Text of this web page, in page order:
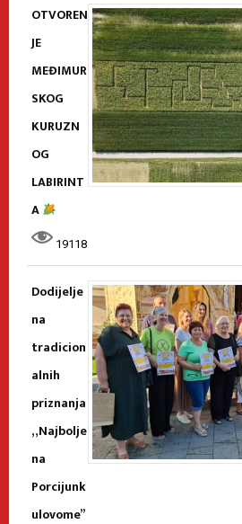
OTVOREN
JE
MEĐIMUR
SKOG
KURUZN
OG
LABIRINT
A
19118
Dodijelje
na
tradicion
alnih
priznanja
„Najbolje
na
Porcijunk
ulovome”